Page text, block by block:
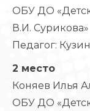
ОБУ ДО
В.И. Сурикова»
Педагог:
2 место
Коняев Илья
ОБУ ДО